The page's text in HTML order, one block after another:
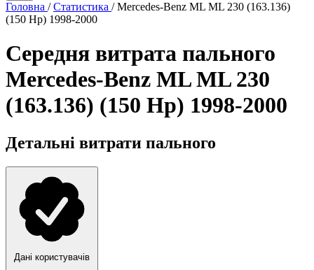
Головна / Статистика / Mercedes-Benz ML ML 230 (163.136)
(150 Hp) 1998-2000
Середня витрата пального
Mercedes-Benz ML ML 230
(163.136) (150 Hp) 1998-2000
Детальні витрати пального
Дані користувачів